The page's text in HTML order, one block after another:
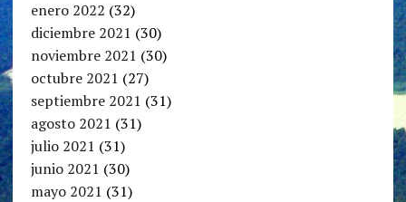
enero 2022 (32)
diciembre 2021 (30)
noviembre 2021 (30)
octubre 2021 (27)
septiembre 2021 (31)
agosto 2021 (31)
julio 2021 (31)
junio 2021 (30)
mayo 2021 (31)